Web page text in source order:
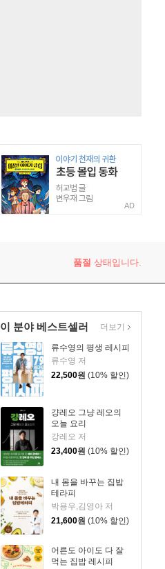
AD
품절 상태입니다.
이 분야 베스트셀러
류수영의 평생 레시피
류수영 저
22,500원 (10% 할인)
걍레오 그냥 레오의
오늘 요리
강레오 저
23,400원 (10% 할인)
내 몸을 바꾸는 집밥
테라피
박용우,김영아 저
21,600원 (10% 할인)
어른도 아이도 다 잘
먹는 집밥 레시피
더보기